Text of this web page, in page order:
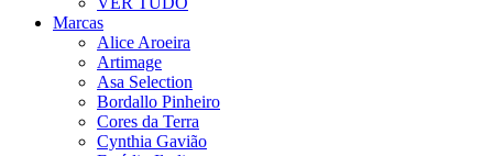
Marcas
Alice Aroeira
Artimage
Asa Selection
Bordallo Pinheiro
Cores da Terra
Cynthia Gavião